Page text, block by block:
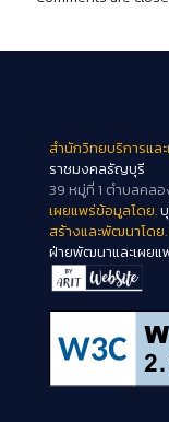
สำนักวิทยบริการแล
ราชมงคลธัญบุรี
39 หมู่ที่ 1 ตำบลคล
เผยแพร่ข้อมูลโดย.
สร้างและพัฒนาโดย.
ฝ่ายพัฒนาและเผยแ